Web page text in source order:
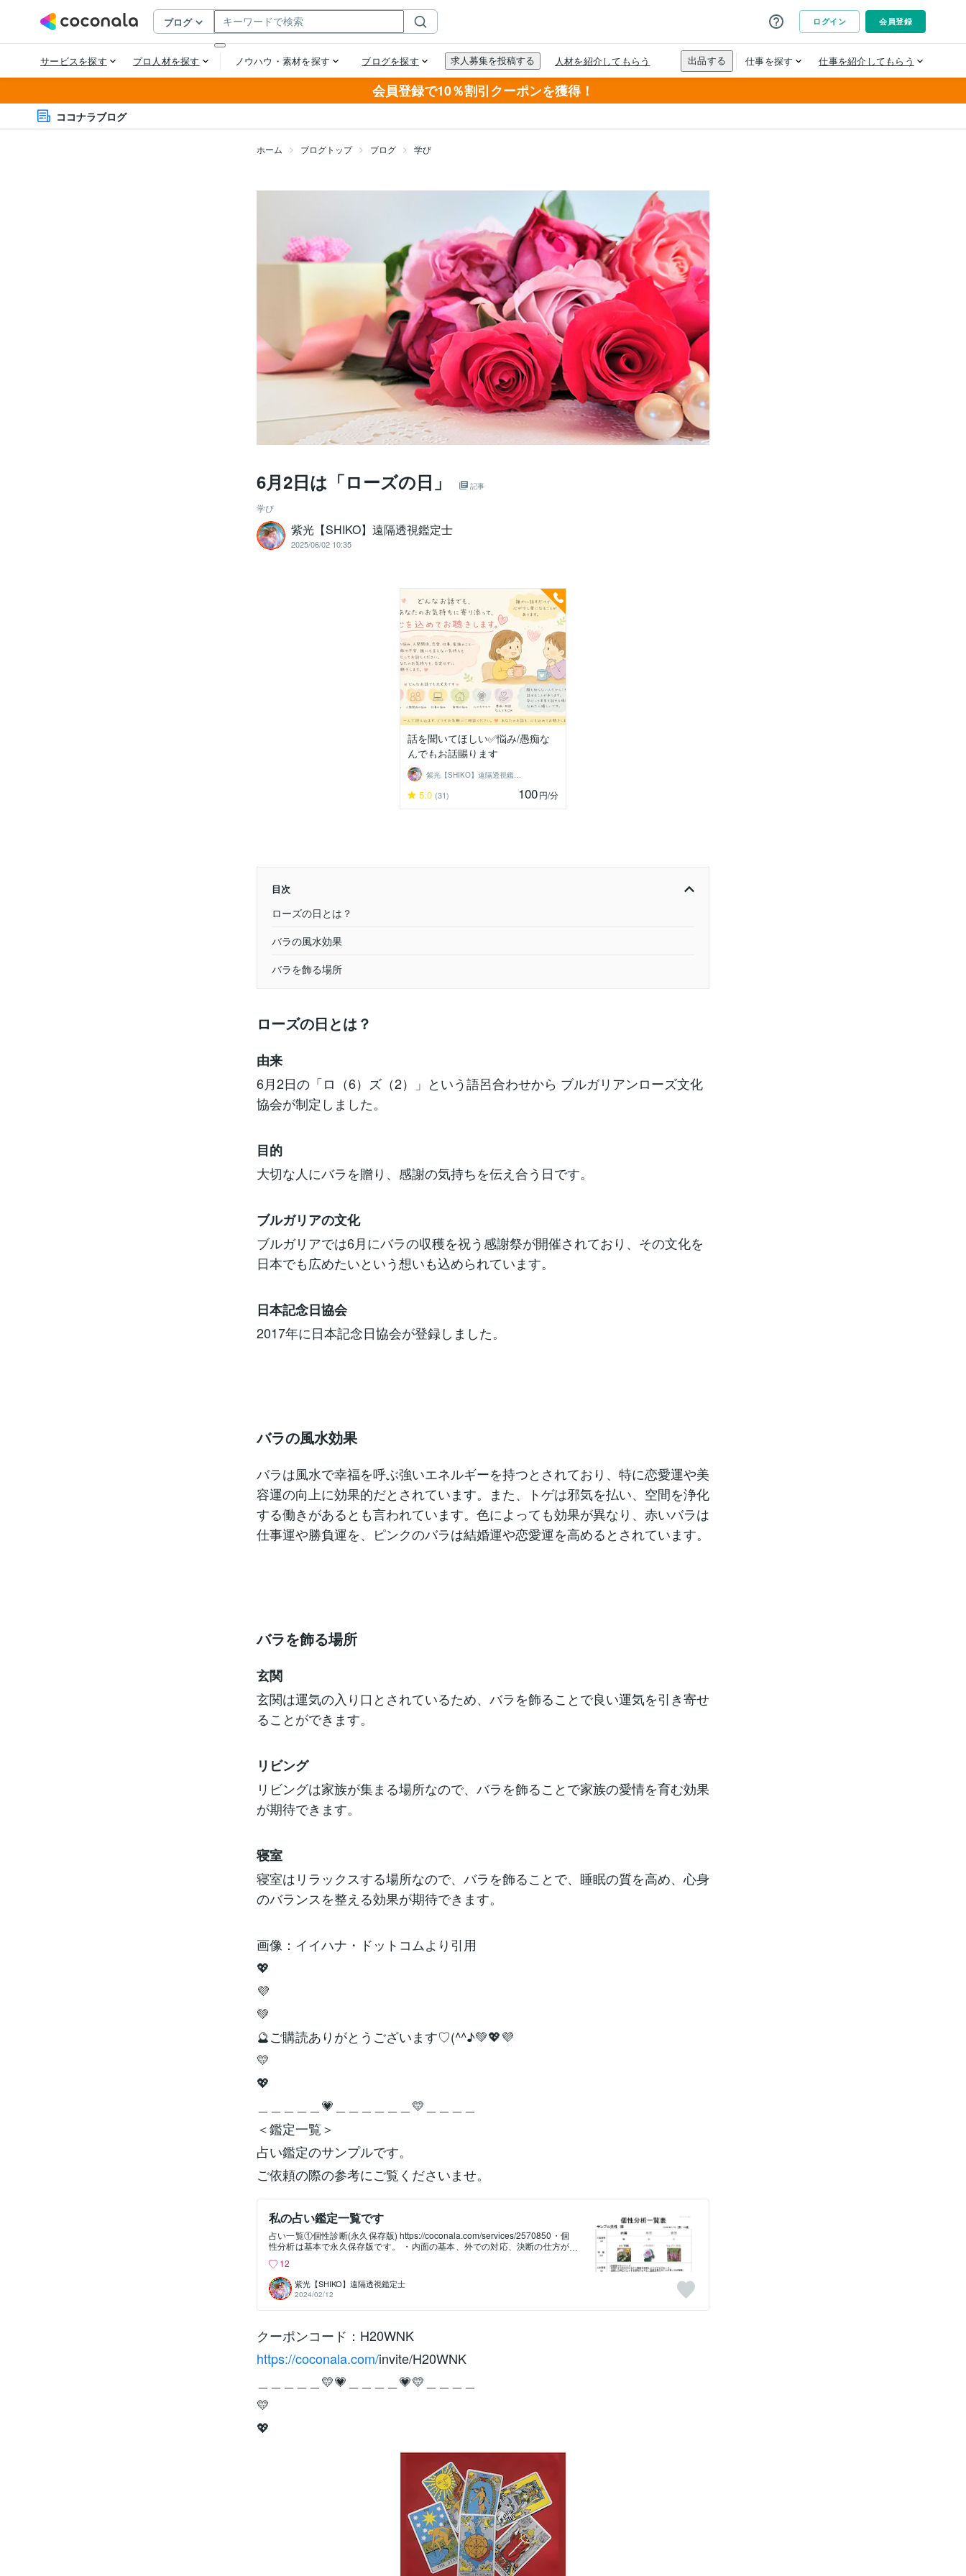
会員登録で10％割引クーポンを獲得！
ココナラブログ
ホーム ブログトップ ブログ 学び
6月2日は「ローズの日」 記事
学び
紫光【SHIKO】遠隔透視鑑定士
2025/06/02 10:35
話を聞いてほしい✅悩み/愚痴な
んでもお話賜ります
紫光【SHIKO】遠隔透視鑑定士
5.0 (31) 100円/分
目次
ローズの日とは？
バラの風水効果
バラを飾る場所
ローズの日とは？
由来
6月2日の「ロ（6）ズ（2）」という語呂合わせから ブルガリアンローズ文化
協会が制定しました。
目的
大切な人にバラを贈り、感謝の気持ちを伝え合う日です。
ブルガリアの文化
ブルガリアでは6月にバラの収穫を祝う感謝祭が開催されており、その文化を
日本でも広めたいという想いも込められています。
日本記念日協会
2017年に日本記念日協会が登録しました。
バラの風水効果
バラは風水で幸福を呼ぶ強いエネルギーを持つとされており、特に恋愛運や美
容運の向上に効果的だとされています。また、トゲは邪気を払い、空間を浄化
する働きがあるとも言われています。色によっても効果が異なり、赤いバラは
仕事運や勝負運を、ピンクのバラは結婚運や恋愛運を高めるとされています。
バラを飾る場所
玄関
玄関は運気の入り口とされているため、バラを飾ることで良い運気を引き寄せ
ることができます。
リビング
リビングは家族が集まる場所なので、バラを飾ることで家族の愛情を育む効果
が期待できます。
寝室
寝室はリラックスする場所なので、バラを飾ることで、睡眠の質を高め、心身
のバランスを整える効果が期待できます。
画像：イイハナ・ドットコムより引用
💖
💜
💚
🔮ご購読ありがとうございます♡(^^♪💚💖💜
💛
💖
＿＿＿＿＿💗＿＿＿＿＿＿💛＿＿＿＿
＜鑑定一覧＞
占い鑑定のサンプルです。
ご依頼の際の参考にご覧くださいませ。
私の占い鑑定一覧です
占い一覧①個性診断(永久保存版) https://coconala.com/services/2570850・個
性分析は基本で永久保存版です。 ・内面の基本、外での対応、決断の仕方が
0・性格や全てわかります、好きなこと、嫌いなこと、誉め言葉、タブーなど
などです。 ③運氣カレンダー https://coconala.com/services/2613102◎運氣
運氣は12周期で巡って来ます。 12日に2日間空亡12ケ月に2ｹ月空亡 12年に2
年間空亡が来ます。 空亡(要注意日)とは ※空亡(ｸｳﾎﾞｳ)＝大殺界＝天中殺＝厄
＝八方塞がり＝運気が下がる時 ※空亡とは天が味方してくれない時です、病
吉気や生気が欠如している状態を指してこれにより、その場所や方位が運気
や繁栄に不利な影響を与えます。 ※八方塞がりは360度塞がっていますが、唯
一開いてるところがあります、それは「上」です、この上とは、魂の成長す
る時期の事です。 魂の成長は『 333文字の言霊 』をお勧めいたします。 ※空
亡から始めた転職、事業、恋愛、結婚、他の事もうまく行きませんのでご注
意ください。 ※大事な用事、契約、デートなどは日々のカレンダーの必ず良い
12
紫光【SHIKO】遠隔透視鑑定士
2024/02/12
クーポンコード：H20WNK
https://coconala.com/invite/H20WNK
＿＿＿＿＿💛💗＿＿＿＿💗💛＿＿＿＿
💛
💖